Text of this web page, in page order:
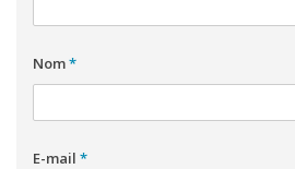
Nom*
E-mail *